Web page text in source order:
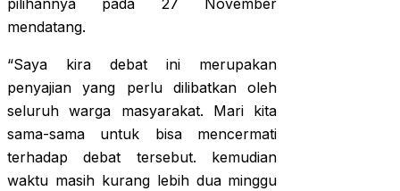
pilihannya pada 27 November
mendatang.
“Saya kira debat ini merupakan
penyajian yang perlu dilibatkan oleh
seluruh warga masyarakat. Mari kita
sama-sama untuk bisa mencermati
terhadap debat tersebut. kemudian
waktu masih kurang lebih dua minggu